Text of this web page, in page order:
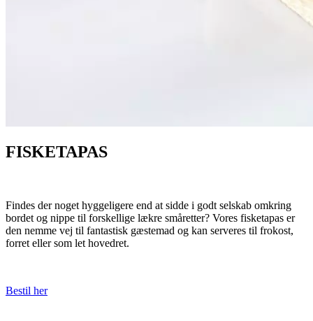
FISKETAPAS
Findes der noget hyggeligere end at sidde i godt selskab omkring
bordet og nippe til forskellige lækre småretter? Vores fisketapas er
den nemme vej til fantastisk gæstemad og kan serveres til frokost,
forret eller som let hovedret.
Bestil her